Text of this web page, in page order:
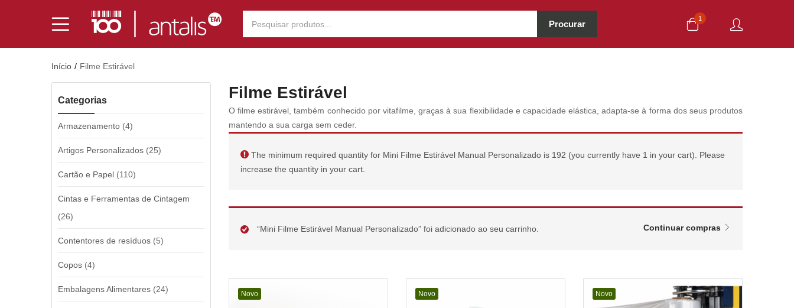
Procurar
1
Início Filme Estirável
Categorias
Armazenamento (4)
Artigos Personalizados (25)
Cartão e Papel (110)
Cintas e Ferramentas de Cintagem
(26)
Contentores de resíduos (5)
Copos (4)
Embalagens Alimentares (24)
Filme Estirável
O filme estirável, também conhecido por vitafilme, graças à sua flexibilidade e capacidade elástica, adapta-se à forma dos seus produtos
mantendo a sua carga sem ceder.
The minimum required quantity for Mini Filme Estirável Manual Personalizado is 192 (you currently have 1 in your cart). Please
increase the quantity in your cart.
Continuar compras
“Mini Filme Estirável Manual Personalizado” foi adicionado ao seu carrinho.
Novo Novo Novo